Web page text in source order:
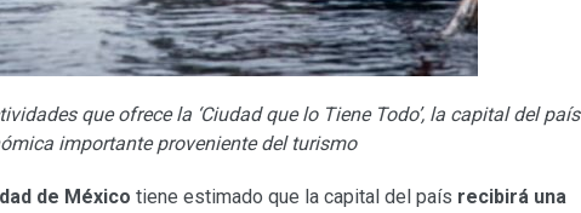
que ofrece la ‘Ciudad que lo Tiene Todo’, la capital del país
importante proveniente del turismo
de México tiene estimado que la capital del país recibirá una